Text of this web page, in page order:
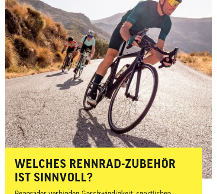
WELCHES RENNRAD-ZUBEHÖR
IST SINNVOLL?